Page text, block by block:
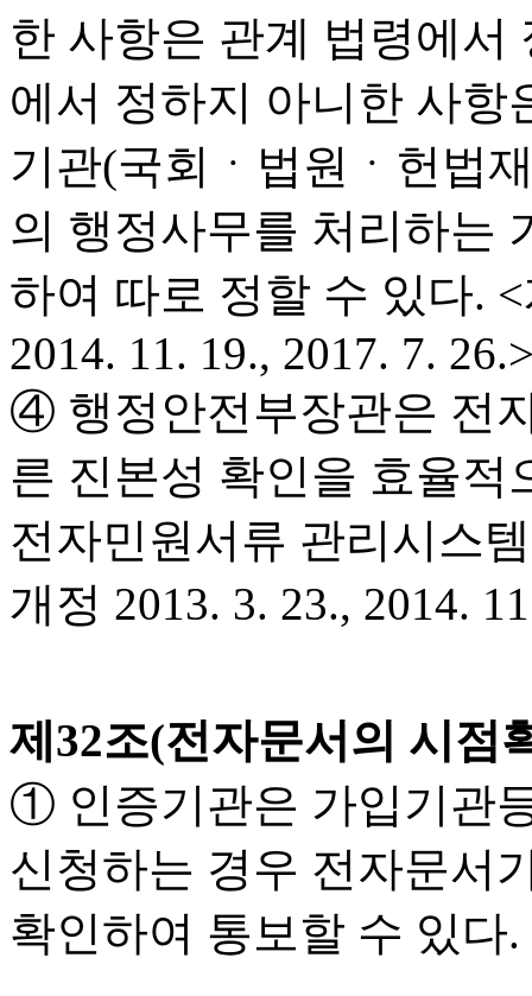
한 사항은 관계 법령에서
에서 정하지 아니한 사항
기관(국회ㆍ법원ㆍ헌법
의 행정사무를 처리하는
하여 따로 정할 수 있다. <
2014. 11. 19., 2017. 7.
④ 행정안전부장관은 전
른 진본성 확인을 효율적
전자민원서류 관리시스
개정 2013. 3. 23., 2014.
제32조(전자문서의 시점
① 인증기관은 가입기관
신청하는 경우 전자문서
확인하여 통보할 수 있다.